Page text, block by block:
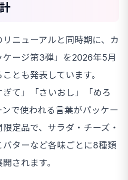
ニューアルと同時期に、カ
ージ第3弾」を2026年5月
とも発表しています。
ぎて」「さいおし」「めろ
で使われる言葉がパッケー
定品で、サラダ・チーズ・
バターなど各味ごとに8種類
されます。